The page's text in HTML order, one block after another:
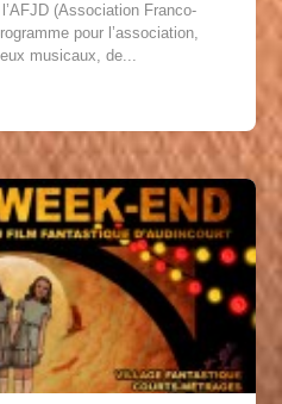
(Association Franco-
pour l’association,
musicaux, de...